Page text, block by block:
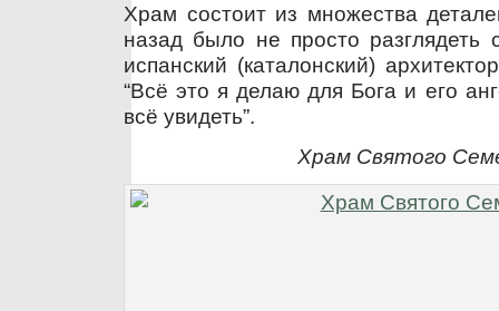
Храм состоит из множества
назад было не просто
испанский (каталонский)
“Всё это я делаю для Бога и его
всё увидеть”.
Храм Святого